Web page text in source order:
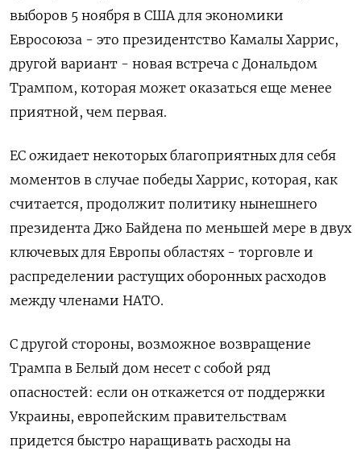
выборов 5 ноября в США для экономики
Евросоюза - это президентство Камалы Харрис,
другой вариант - новая встреча с Дональдом
Трампом, которая может оказаться еще менее
приятной, чем первая.
ЕС ожидает некоторых благоприятных для себя
моментов в случае победы Харрис, которая, как
считается, продолжит политику нынешнего
президента Джо Байдена по меньшей мере в двух
ключевых для Европы областях - торговле и
распределении растущих оборонных расходов
между членами НАТО.
С другой стороны, возможное возвращение
Трампа в Белый дом несет с собой ряд
опасностей: если он откажется от поддержки
Украины, европейским правительствам
придется быстро наращивать расходы на